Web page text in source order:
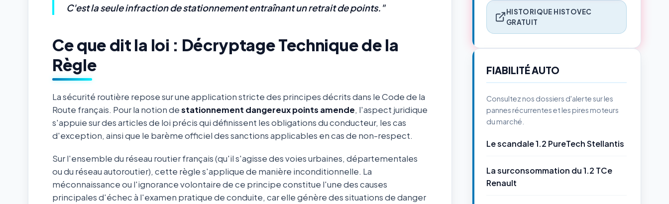
C'est la seule infraction de stationnement entraînant un retrait de points."
Ce que dit la loi : Décryptage Technique de la
Règle
La sécurité routière repose sur une application stricte des principes décrits dans le Code de la
Route français. Pour la notion destationnement dangereux points amende, l'aspect juridique
s'appuie sur des articles de loi précis qui définissent les obligations du conducteur, les cas
d'exception, ainsi que le barème officiel des sanctions applicables en cas de non-respect.
Sur l'ensemble du réseau routier français (qu'il s'agisse des voies urbaines, départementales
ou du réseau autoroutier), cette règle s'applique de manière inconditionnelle. La
méconnaissance ou l'ignorance volontaire de ce principe constitue l'une des causes
principales d'échec à l'examen pratique de conduite, car elle génère des situations de danger
HISTORIQUE HISTOVEC
GRATUIT
FIABILITÉ AUTO
Consultez nos dossiers d'alerte sur les
pannes récurrentes et les pires moteurs
du marché.
Le scandale 1.2 PureTech Stellantis
La surconsommation du 1.2 TCe
Renault